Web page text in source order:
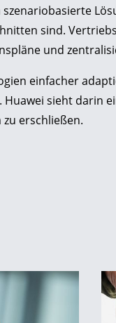
sind.
und
einfacher
Huawei sieht darin
erschließen.